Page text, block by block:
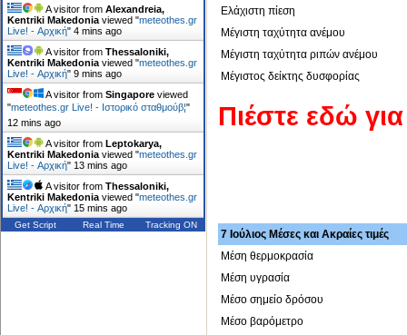
A visitor fromAlexandreia,
Kentriki Makedonia viewed "meteothes.gr
Live! - Αρχική"4 mins ago
A visitor fromThessaloniki,
Kentriki Makedonia viewed "meteothes.gr
Live! - Αρχική"9 mins ago
A visitor fromSingapore viewed
"meteothes.gr Live! - Ιστορικό σταθμούβ¦"
12 mins ago
A visitor fromLeptokarya,
Kentriki Makedonia viewed "meteothes.gr
Live! - Αρχική" 13 mins ago
A visitor fromThessaloniki,
Kentriki Makedonia viewed "meteothes.gr
Live! - Αρχική" 15 mins ago
Get Script Real Time Tracking ON
Ελάχιστη πίεση
Μέγιστη ταχύτητα ανέμου
Μέγιστη ταχύτητα ριπών ανέμου
Μέγιστος δείκτης δυσφορίας
Πιέστε εδώ
7 Ιούλιος Μέσες και Ακραίες τιμές
Μέση θερμοκρασία
Μέση υγρασία
Μέσο σημείο δρόσου
Μέσο βαρόμετρο